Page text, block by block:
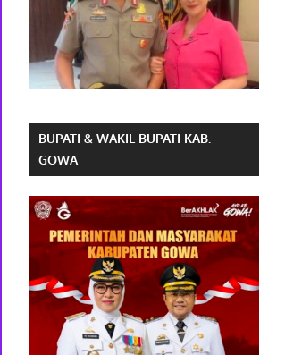
BUPATI & WAKIL BUPATI KAB.
GOWA